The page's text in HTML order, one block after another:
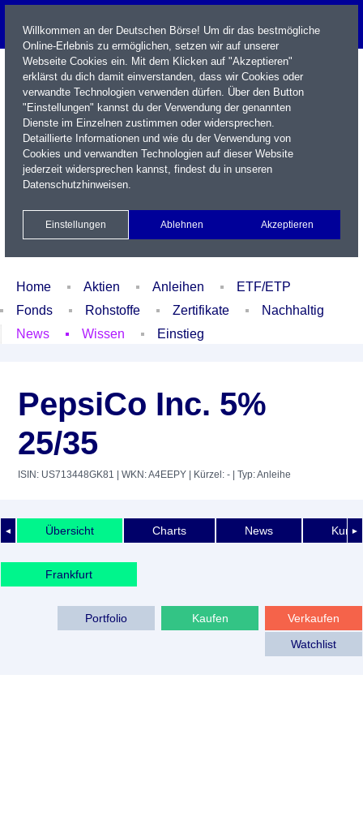
Name / WKN / ISIN / Kürzel
Xetra Realtime
Watchlist Portfolio Login
Home Aktien Anleihen
ETF/ETP
Fonds
Rohstoffe Zertifikate
Nachhaltig
News
Wissen Einstieg
PepsiCo Inc. 5%
25/35
ISIN: US713448GK81 | WKN: A4EEPY | Kürzel: - | Typ: Anleihe
◄ ►
Übersicht Charts News
Frankfurt
Verkaufen
Kaufen
Portfolio
Watchlist
Willkommen an der Deutschen Börse! Um dir das bestmögliche
Online-Erlebnis zu ermöglichen, setzen wir auf unserer
Webseite Cookies ein. Mit dem Klicken auf "Akzeptieren"
erklärst du dich damit einverstanden, dass wir Cookies oder
verwandte Technologien verwenden dürfen. Über den Button
"Einstellungen" kannst du der Verwendung der genannten
Dienste im Einzelnen zustimmen oder widersprechen.
Detaillierte Informationen und wie du der Verwendung von
Cookies und verwandten Technologien auf dieser Website
jederzeit widersprechen kannst, findest du in unseren
Datenschutzhinweisen.
Einstellungen Ablehnen Akzeptieren